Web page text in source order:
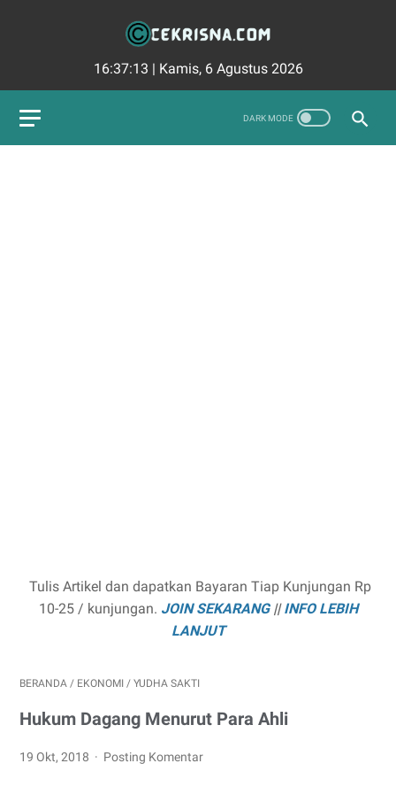
16:37:14 | Kamis, 6 Agustus 2026
Tulis Artikel dan dapatkan Bayaran Tiap Kunjungan Rp
10-25 / kunjungan. JOIN SEKARANG||INFO LEBIH
LANJUT
BERANDA / EKONOMI / YUDHA SAKTI
Hukum Dagang Menurut Para Ahli
19 Okt, 2018 Posting Komentar